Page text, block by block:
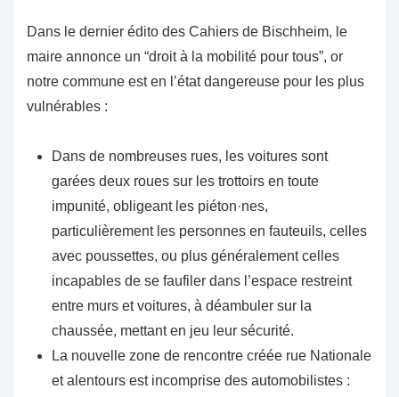
Dans le dernier édito des Cahiers de Bischheim, le
maire annonce un “droit à la mobilité pour tous”, or
notre commune est en l’état dangereuse pour les plus
vulnérables :
Dans de nombreuses rues, les voitures sont
garées deux roues sur les trottoirs en toute
impunité, obligeant les piéton·nes,
particulièrement les personnes en fauteuils, celles
avec poussettes, ou plus généralement celles
incapables de se faufiler dans l’espace restreint
entre murs et voitures, à déambuler sur la
chaussée, mettant en jeu leur sécurité.
La nouvelle zone de rencontre créée rue Nationale
et alentours est incomprise des automobilistes :